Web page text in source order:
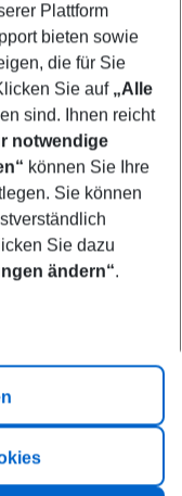
Plattform
bieten sowie
die für Sie
Sie auf „Alle
sind. Ihnen reicht
notwendige
können Sie Ihre
Sie können
Sie dazu
ändern“.